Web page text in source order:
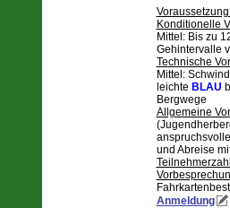
Konditionelle
Mittel: Bis zu
Gehintervalle
Technische
Mittel:
leichte BLAU
Bergwege
Allgemeine
und Abreise
Anmeldung